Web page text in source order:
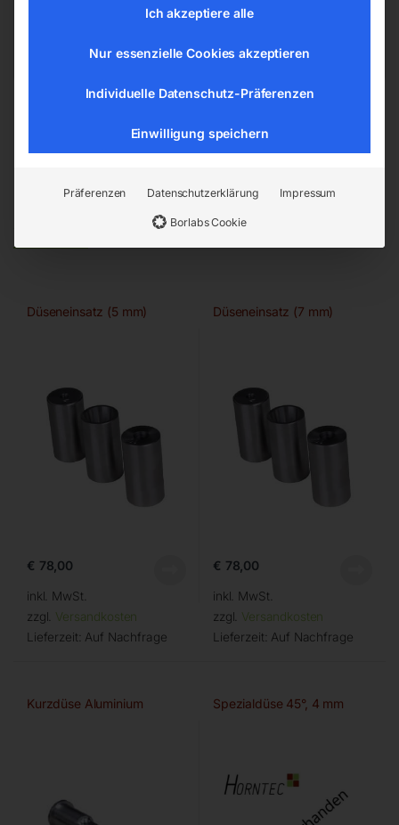
9004853320194 Artikelnummer:
Drucklufttechnologie
Ähnliche Produkte
Düseneinsatz (5 mm)
€ 78,00
inkl. MwSt.
zzgl. Versandkosten
Lieferzeit: Auf Nachfrage
Düseneinsatz (7 mm)
€ 78,00
inkl. MwSt.
zzgl. Versandkosten
Lieferzeit: Auf Nachfrage
Kurzdüse Aluminium Spezialdüse 45°, 4 mm
Ich akzeptiere alle
Nur essenzielle Cookies akzeptieren
Individuelle Datenschutz-Präferenzen
Einwilligung speichern
Präferenzen Datenschutzerklärung Impressum
Borlabs Cookie